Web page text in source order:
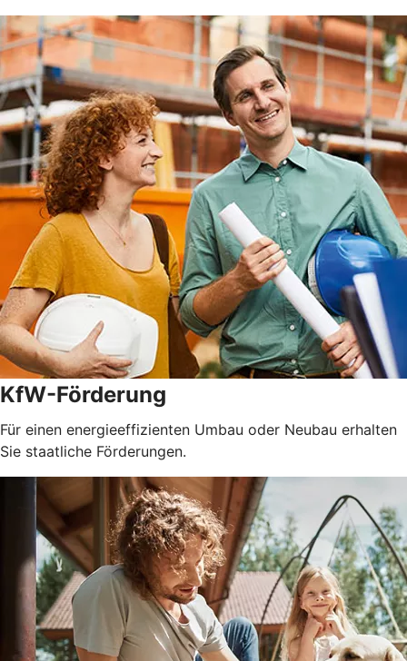
KfW-Förderung
Für einen energieeffizienten Umbau oder Neubau erhalten
Sie staatliche Förderungen.